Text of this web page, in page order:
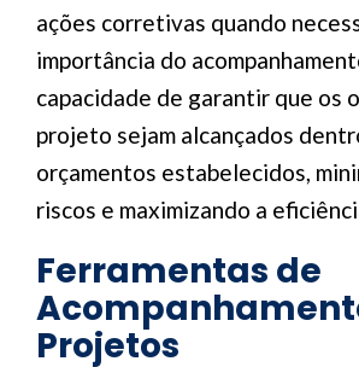
ações corretivas quando
importância do
capacidade de garantir que os
projeto sejam alcançados
orçamentos estabelecidos,
riscos e maximizando a
Ferramentas de
Projetos